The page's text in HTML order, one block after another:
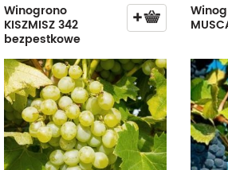
Winogrono
KISZMISZ 342
bezpestkowe